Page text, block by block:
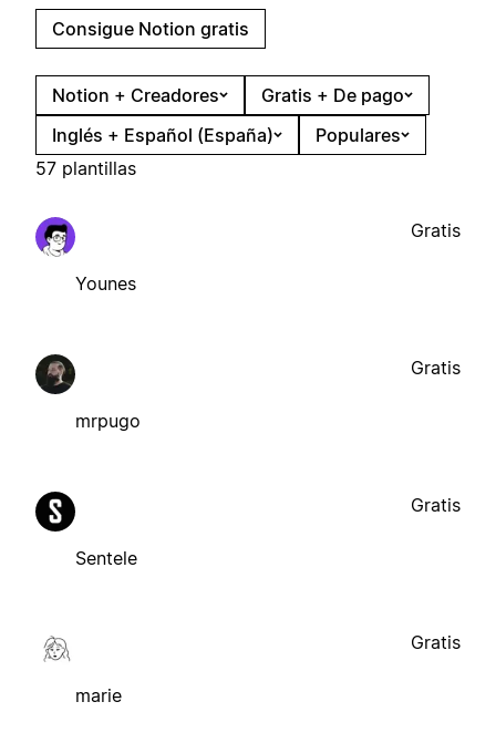
Consigue Notion gratis
Notion + Creadores
Gratis + De pago
Inglés + Español (España)
Populares
57 plantillas
Younes
Gratis
mrpugo
Gratis
Sentele
Gratis
marie
Gratis